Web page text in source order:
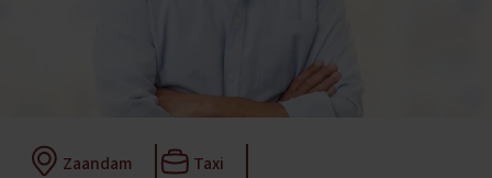
Zaandam
Taxi